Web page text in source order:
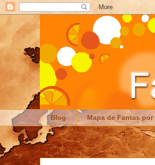
Blog Mapa de Fantas